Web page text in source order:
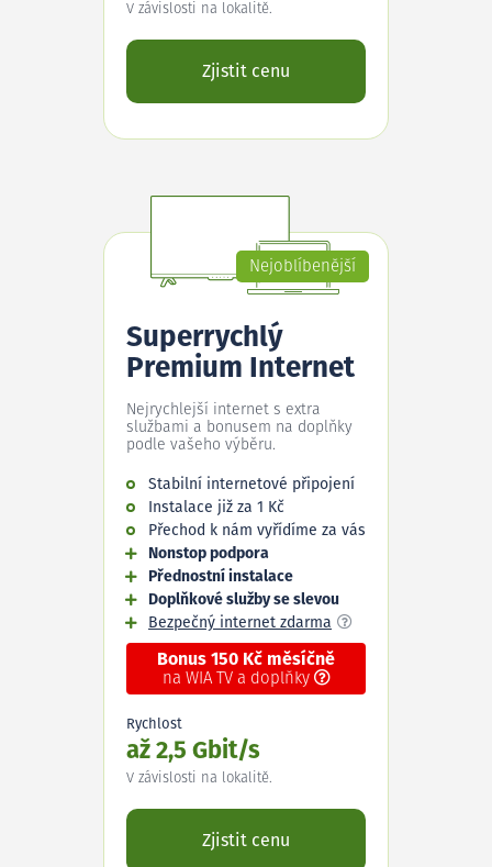
V závislosti na lokalitě.
Zjistit cenu
Nejoblíbenější
Superrychlý
Premium Internet
Nejrychlejší internet s extra
službami a bonusem na doplňky
podle vašeho výběru.
Stabilní internetové připojení
Instalace již za 1 Kč
Přechod k nám vyřídíme za vás
Nonstop podpora
Přednostní instalace
Doplňkové služby se slevou
Bezpečný internet zdarma
Bonus 150 Kč měsíčně
na WIA TV a doplňky
Rychlost
až 2,5 Gbit/s
V závislosti na lokalitě.
Zjistit cenu